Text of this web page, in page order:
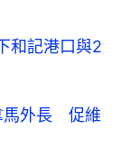
記港口與2
馬外長 促維